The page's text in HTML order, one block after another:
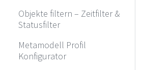
Objekte filtern – Zeitfilter &
Statusfilter
Metamodell Profil
Konfigurator